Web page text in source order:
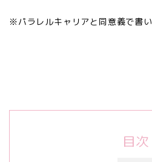
※パラレルキャリアと同意義で書い
目次